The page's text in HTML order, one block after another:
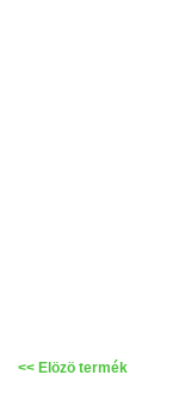
<< Elözö termék